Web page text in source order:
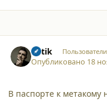
natik Пользователи
Опубликовано 18
В паспорте к метакому